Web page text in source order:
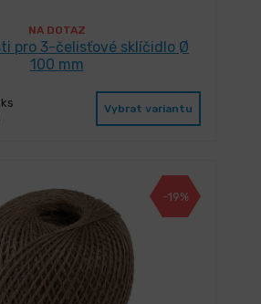
NA DOTAZ
pro 3-čelisťové sklíčidlo Ø
100 mm
Vybrat variantu
-19%